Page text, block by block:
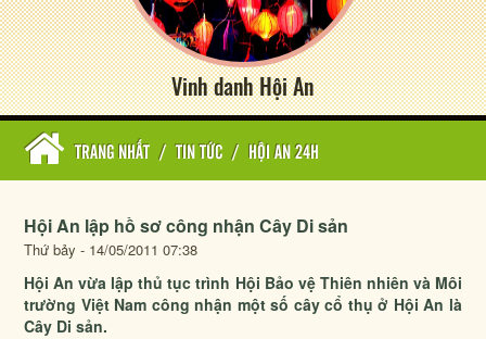
Vinh danh Hội An
TRANG NHẤT / TIN TỨC / HỘI AN 24H
Hội An lập hồ sơ công nhận Cây Di sản
Thứ bảy - 14/05/2011 07:38
Hội An vừa lập thủ tục trình Hội Bảo vệ Thiên nhiên và Môi
trường Việt Nam công nhận một số cây cổ thụ ở Hội An là
Cây Di sản.